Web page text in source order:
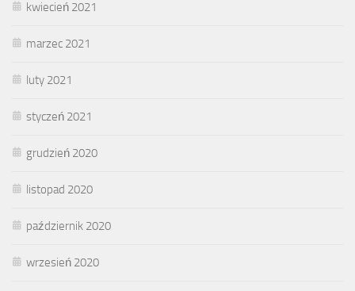
kwiecień 2021
marzec 2021
luty 2021
styczeń 2021
grudzień 2020
listopad 2020
październik 2020
wrzesień 2020